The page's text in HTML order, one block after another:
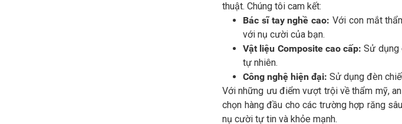
thuật. Chúng tôi cam kết:
Bác sĩ tay nghề cao: Với con mắt
với nụ cười của bạn.
Vật liệu Composite cao cấp:Sử dụng
tự nhiên.
Công nghệ hiện đại: Sử dụng đèn
Với những ưu điểm vượt trội về thẩm mỹ,
chọn hàng đầu cho các trường hợp răng
nụ cười tự tin và khỏe mạnh.